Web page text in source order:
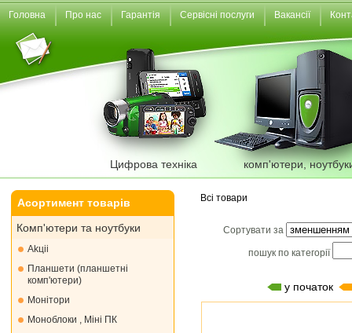
Головна Про нас Гарантія Сервісні послуги Вакансії
Цифрова техніка комп'ютери,
Асортимент товарів
Комп'ютери та ноутбуки
Akціі
Планшети (планшетні
комп'ютери)
Монiтори
Моноблоки , Міні ПК
Всі товари
Сортувати за
пошук по категорії
у початок